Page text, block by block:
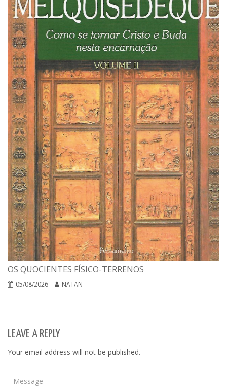
OS QUOCIENTES FÍSICO-TERRENOS
05/08/2026 NATAN
LEAVE A REPLY
Your email address will not be published.